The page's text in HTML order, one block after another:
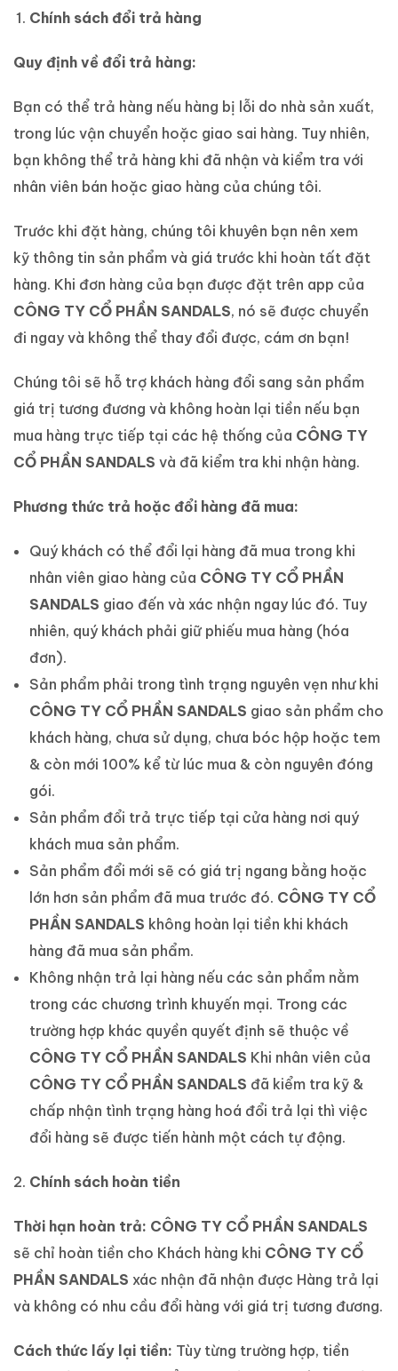
Chính sách đổi trả hàng
Quy định về đổi trả hàng:
Bạn có thể trả hàng nếu hàng bị lỗi do nhà sản xuất,
trong lúc vận chuyển hoặc giao sai hàng. Tuy nhiên,
bạn không thể trả hàng khi đã nhận và kiểm tra với
nhân viên bán hoặc giao hàng của chúng tôi.
Trước khi đặt hàng, chúng tôi khuyên bạn nên xem
kỹ thông tin sản phẩm và giá trước khi hoàn tất đặt
hàng. Khi đơn hàng của bạn được đặt trên app của
CÔNG TY CỔ PHẦN SANDALS, nó sẽ được chuyển
đi ngay và không thể thay đổi được, cám ơn bạn!
Chúng tôi sẽ hỗ trợ khách hàng đổi sang sản phẩm
giá trị tương đương và không hoàn lại tiền nếu bạn
mua hàng trực tiếp tại các hệ thống của CÔNG TY
CỔ PHẦN SANDALS và đã kiểm tra khi nhận hàng.
Phương thức trả hoặc đổi hàng đã mua:
Quý khách có thể đổi lại hàng đã mua trong khi
nhân viên giao hàng của CÔNG TY CỔ PHẦN
SANDALS giao đến và xác nhận ngay lúc đó. Tuy
nhiên, quý khách phải giữ phiếu mua hàng (hóa
đơn).
Sản phẩm phải trong tình trạng nguyên vẹn như khi
CÔNG TY CỔ PHẦN SANDALS giao sản phẩm cho
khách hàng, chưa sử dụng, chưa bóc hộp hoặc tem
& còn mới 100% kể từ lúc mua & còn nguyên đóng
gói.
Sản phẩm đổi trả trực tiếp tại cửa hàng nơi quý
khách mua sản phẩm.
Sản phẩm đổi mới sẽ có giá trị ngang bằng hoặc
lớn hơn sản phẩm đã mua trước đó. CÔNG TY CỔ
PHẦN SANDALS không hoàn lại tiền khi khách
hàng đã mua sản phẩm.
Không nhận trả lại hàng nếu các sản phẩm nằm
trong các chương trình khuyến mại. Trong các
trường hợp khác quyền quyết định sẽ thuộc về
CÔNG TY CỔ PHẦN SANDALS Khi nhân viên của
CÔNG TY CỔ PHẦN SANDALS đã kiểm tra kỹ &
chấp nhận tình trạng hàng hoá đổi trả lại thì việc
đổi hàng sẽ được tiến hành một cách tự động.
Chính sách hoàn tiền
Thời hạn hoàn trả: CÔNG TY CỔ PHẦN SANDALS
sẽ chỉ hoàn tiền cho Khách hàng khi CÔNG TY CỔ
PHẦN SANDALS xác nhận đã nhận được Hàng trả lại
và không có nhu cầu đổi hàng với giá trị tương đương.
Cách thức lấy lại tiền: Tùy từng trường hợp, tiền